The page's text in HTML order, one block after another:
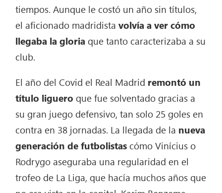
tiempos. Aunque le costó un año sin títulos,
el aficionado madridistavolvía a ver cómo
llegaba la gloria que tanto caracterizaba a su
club.
El año del Covid el Real Madrid remontó un
título liguero que fue solventado gracias a
su gran juego defensivo, tan solo 25 goles en
contra en 38 jornadas. La llegada de la nueva
generación de futbolistas cómo Vinícius o
Rodrygo aseguraba una regularidad en el
trofeo de La Liga, que hacía muchos años que